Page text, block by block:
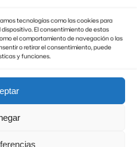
tecnologías como las cookies para
El consentimiento de estas
el comportamiento de navegación o las
o retirar el consentimiento, puede
y funciones.
Instagram